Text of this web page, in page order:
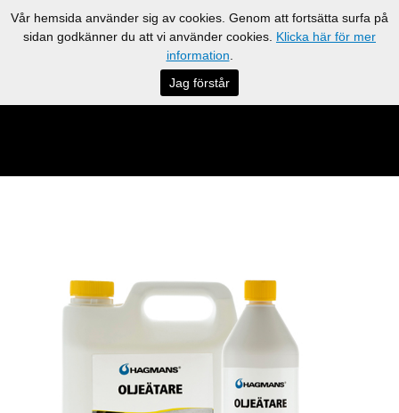
Vår hemsida använder sig av cookies. Genom att fortsätta surfa på
sidan godkänner du att vi använder cookies. Klicka här för mer
information
Jag förstår